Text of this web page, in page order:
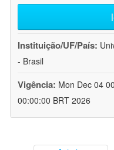
Instituição/UF/País:
- Brasil
Vigência: Mon Dec 04
00:00:00 BRT 2026